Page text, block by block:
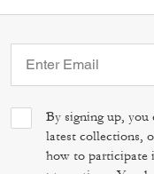
By signing up, you
latest collections,
how to participate